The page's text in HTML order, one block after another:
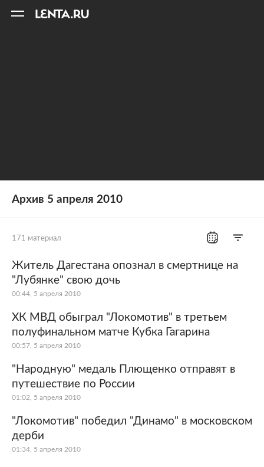
Архив 5 апреля 2010
171 материал
Все рубрики Россия
Мир
Экономика Силовые структуры
Наука и техника
Культура Интернет и СМИ
Ценности
Из жизни Среда обитания
Забота о себе
Житель Дагестана опознал в смертнице на
"Лубянке" свою дочь
00:44, 5 апреля 2010
ХК МВД обыграл "Локомотив" в третьем
полуфинальном матче Кубка Гагарина
00:57, 5 апреля 2010
"Народную" медаль Плющенко отправят в
путешествие по России
01:02, 5 апреля 2010
"Локомотив" победил "Динамо" в московском
дерби
01:34, 5 апреля 2010